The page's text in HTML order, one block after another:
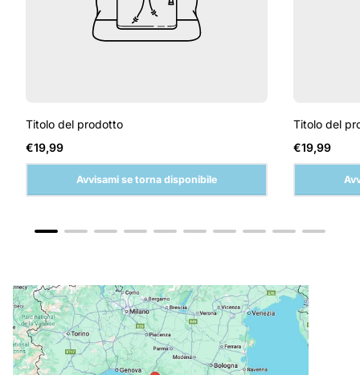
Titolo del prodotto
Prezzo
normale
€19,99
Avvisami se torna disponibile
Titolo del
Prezzo
normale
€19,99